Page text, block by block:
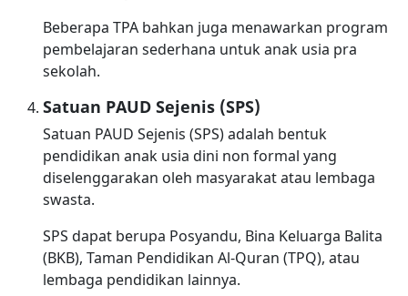
Beberapa TPA bahkan juga menawarkan program
pembelajaran sederhana untuk anak usia pra
sekolah.
Satuan PAUD Sejenis (SPS)
Satuan PAUD Sejenis (SPS) adalah bentuk
pendidikan anak usia dini non formal yang
diselenggarakan oleh masyarakat atau lembaga
swasta.
SPS dapat berupa Posyandu, Bina Keluarga Balita
(BKB), Taman Pendidikan Al-Quran (TPQ), atau
lembaga pendidikan lainnya.